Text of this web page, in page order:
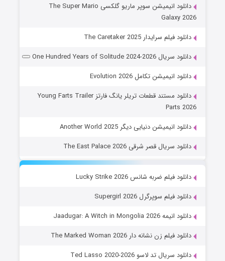
دانلود انیمیشن سوپر ماریو گلکسی The Super Mario
Galaxy 2026
دانلود فیلم سرایدار The Caretaker 2025
دانلود سریال One Hundred Years of Solitude 2024-2026
دانلود انیمیشن تکامل Evolution 2026
دانلود مستند قطعات تریلر یانگ فارتز Young Farts Trailer
Parts 2026
دانلود انیمیشن دنیایی دیگر Another World 2025
دانلود سریال قصر شرقی The East Palace 2026
دانلود فیلم ضربه شانس Lucky Strike 2026
دانلود فیلم سوپرگرل Supergirl 2026
دانلود انیمه Jaadugar: A Witch in Mongolia 2026
دانلود فیلم زن نشانه دار The Marked Woman 2026
دانلود سریال تد لاسو Ted Lasso 2020-2026